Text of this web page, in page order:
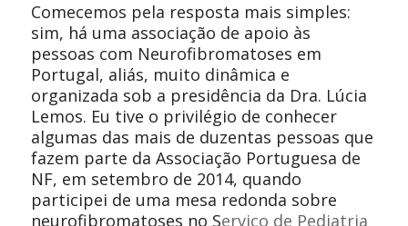
Comecemos pela resposta mais simples:
sim, há uma associação de apoio às
pessoas com Neurofibromatoses em
Portugal, aliás, muito dinâmica e
organizada sob a presidência da Dra. Lúcia
Lemos. Eu tive o privilégio de conhecer
algumas das mais de duzentas pessoas que
fazem parte da Associação Portuguesa de
NF, em setembro de 2014, quando
participei de uma mesa redonda sobre
neurofibromatoses no Serviço de Pediatria